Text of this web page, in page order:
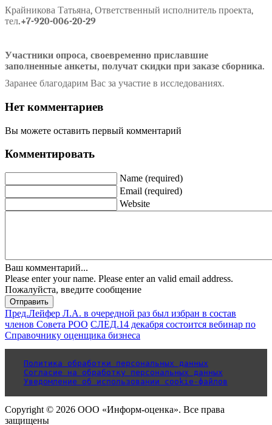
Крайникова Татьяна, Ответственный исполнитель проекта,
тел.+7-920-006-20-29
Участники опроса, своевременно приславшие
заполненные анкеты, получат скидки при заказе сборника.
Заранее благодарим Вас за участие в исследованиях.
Нет комментариев
Вы можете оставить первый комментарий
Комментировать
Name (required)
Email (required)
Website
Ваш комментарий...
Please enter your name. Please enter an valid email address.
Пожалуйста, введите сообщение
Отправить
Пред.Лейфер Л.А. в очередной раз был избран в состав
членов Совета РОО СЛЕД.14 декабря состоится вебинар по
Справочнику оценщика бизнеса
Политика обработки персональных данных
Согласие на обработку персональных данных
Уведомление об использовании cookie-файлов
Copyright © 2026 ООО «Информ-оценка». Все права
защищены